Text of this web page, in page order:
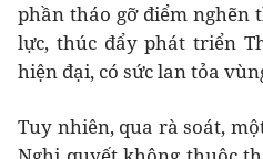
phần tháo gỡ điểm nghẽn
lực, thúc đẩy phát triển
hiện đại, có sức lan tỏa
Tuy nhiên, qua rà soát,